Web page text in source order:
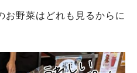
お野菜はどれも見るからに